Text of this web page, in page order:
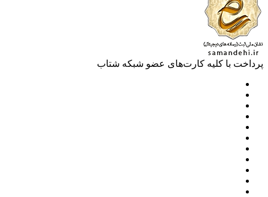
با کلیه کارت‌های عضو شبکه شتاب